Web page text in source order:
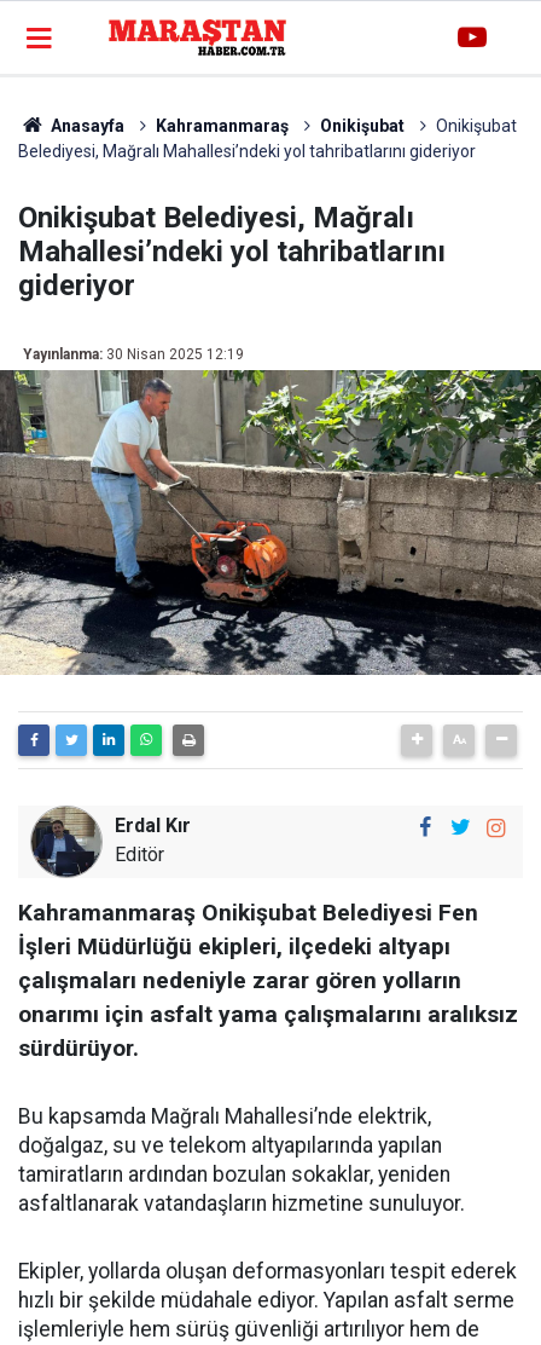
Anasayfa Kahramanmaraş Onikişubat
Onikişubat
Belediyesi, Mağralı Mahallesi’ndeki yol tahribatlarını gideriyor
Onikişubat Belediyesi, Mağralı
Mahallesi’ndeki yol tahribatlarını
gideriyor
Yayınlanma: 30 Nisan 2025 12:19
Erdal Kır
Editör
Kahramanmaraş Onikişubat Belediyesi Fen
İşleri Müdürlüğü ekipleri, ilçedeki altyapı
çalışmaları nedeniyle zarar gören yolların
onarımı için asfalt yama çalışmalarını aralıksız
sürdürüyor.
Bu kapsamda Mağralı Mahallesi’nde elektrik,
doğalgaz, su ve telekom altyapılarında yapılan
tamiratların ardından bozulan sokaklar, yeniden
asfaltlanarak vatandaşların hizmetine sunuluyor.
Ekipler, yollarda oluşan deformasyonları tespit ederek
hızlı bir şekilde müdahale ediyor. Yapılan asfalt serme
işlemleriyle hem sürüş güvenliği artırılıyor hem de